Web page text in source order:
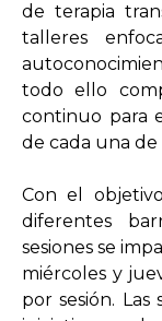
de terapia
talleres
todo ello
continuo para
de cada una de
Con el
diferentes
sesiones se
miércoles y
por sesión. Las